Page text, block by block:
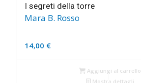
I segreti della torre
Mara B. Rosso
14,00 €
Aggiungi al carrello
Mostra dettagli